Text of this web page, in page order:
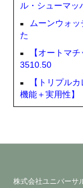
ル・シューマ
ムーンウォ
た
【オートマ
3510.50
【トリプル
機能＋実用性】
株式会社ユニバーサ